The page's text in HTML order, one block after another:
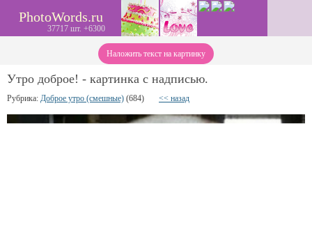
PhotoWords.ru
37717 шт. +6300
Наложить текст на картинку
Утро доброе! - картинка с надписью.
Рубрика: Доброе утро (смешные) (684) << назад